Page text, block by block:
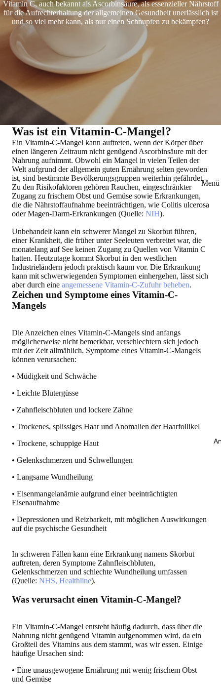
Menü
Vitamin C, auch bekannt als Ascorbinsäure, als essenzieller Nährstoff
für die Aufrechterhaltung der allgemeinen Gesundheit unerlässlich ist
und so viel mehr kann, als nur einen Schnupfen zu bekämpfen?
Was ist ein Vitamin-C-Mangel?
Ein Vitamin-C-Mangel kann auftreten, wenn der Körper über
einen längeren Zeitraum nicht genügend Ascorbinsäure mit der
Nahrung aufnimmt. Obwohl ein Mangel in vielen Teilen der
Welt aufgrund der allgemein guten Ernährung selten geworden
ist, sind bestimmte Bevölkerungsgruppen weiterhin gefährdet.
Zu den Risikofaktoren gehören Rauchen, eingeschränkter
Zugang zu frischem Obst und Gemüse sowie Erkrankungen,
die die Nährstoffaufnahme beeinträchtigen, wie Colitis ulcerosa
oder Magen-Darm-Erkrankungen (Quelle: NIH).
Unbehandelt kann ein schwerer Mangel zu Skorbut führen,
einer Krankheit, die früher unter Seeleuten verbreitet war, die
monatelang auf See keinen Zugang zu Quellen von Vitamin C
hatten. Heutzutage kommt Skorbut in den westlichen
Industrieländern jedoch praktisch kaum vor. Die Erkrankung
kann mit schwerwiegenden Symptomen einhergehen, lässt sich
aber durch eine angemessene Vitamin-C-Zufuhr beheben.
Zeichen und Symptome eines Vitamin-C-
Mangels
Die Anzeichen eines Vitamin-C-Mangels sind anfangs
möglicherweise nicht bemerkbar, verschlechtern sich jedoch
mit der Zeit allmählich. Symptome eines Vitamin-C-Mangels
können verursachen:
• Müdigkeit und Schwäche
• Leichte Blutergüsse
• Zahnfleischbluten und lockere Zähne
• Trockenes, splissiges Haar und Anomalien der Haarfollikel
• Trockene, schuppige Haut
• Gelenkschmerzen und Schwellungen
• Langsame Wundheilung
• Eisenmangelanämie aufgrund einer beeinträchtigten
Eisenaufnahme
• Depressionen und Reizbarkeit, mit möglichen Auswirkungen
auf die psychische Gesundheit
In schweren Fällen kann eine Erkrankung namens Skorbut
auftreten, deren Symptome Zahnfleischbluten,
Gelenkschmerzen und schlechte Wundheilung umfassen
(Quelle: NHS, Healthline).
Was verursacht einen Vitamin-C-Mangel?
Ein Vitamin-C-Mangel entsteht häufig dadurch, dass über die
Nahrung nicht genügend Vitamin aufgenommen wird, da ein
Großteil des Vitamins aus dem stammt, was wir essen. Einige
häufige Ursachen sind:
• Eine unausgewogene Ernährung mit wenig frischem Obst
und Gemüse